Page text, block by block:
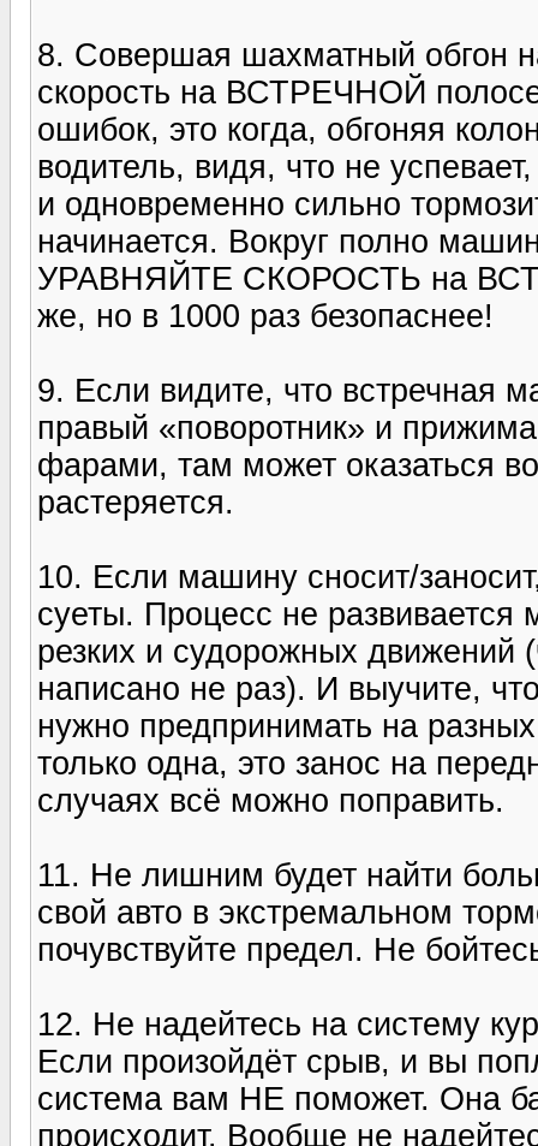
8. Совершая шахматный обгон
скорость на ВСТРЕЧНОЙ
ошибок, это когда, обгоняя
водитель, видя, что не
и одновременно сильно
начинается. Вокруг полно
УРАВНЯЙТЕ СКОРОСТЬ на
же, но в 1000 раз безопаснее!
9. Если видите, что встречная
правый «поворотник» и
фарами, там может оказаться
растеряется.
10. Если машину сносит/
суеты. Процесс не развивается
резких и судорожных движений
написано не раз). И выучите,
нужно предпринимать на
только одна, это занос на
случаях всё можно поправить.
11. Не лишним будет найти
свой авто в экстремальном
почувствуйте предел. Не
12. Не надейтесь на систему
Если произойдёт срыв, и вы
система вам НЕ поможет. Она
происходит. Вообще не